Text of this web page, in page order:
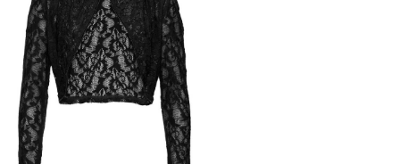
MODNE BOLERKO Z
CEKINAMI FIOLETOWE